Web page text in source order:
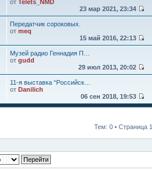
отTelets_NMD
23 мар 2021, 23:34
Передатчик сороковых.
отmeq
15 май 2016, 22:13
Музей радио Геннадия П…
отgudd
29 июл 2013, 20:02
11-я выставка “Российск…
отDanilich
06 сен 2018, 19:53
Тем: 0 • Страница 1